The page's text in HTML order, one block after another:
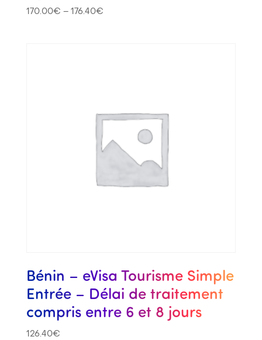
170.00€ – 176.40€
Bénin – eVisa Tourisme Simple
Entrée – Délai de traitement
compris entre 6 et 8 jours
126.40€